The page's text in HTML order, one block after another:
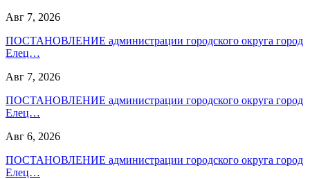
Авг 7, 2026
ПОСТАНОВЛЕНИЕ администрации городского округа город
Елец…
Авг 7, 2026
ПОСТАНОВЛЕНИЕ администрации городского округа город
Елец…
Авг 6, 2026
ПОСТАНОВЛЕНИЕ администрации городского округа город
Елец…